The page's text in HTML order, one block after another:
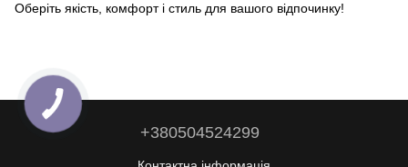
Оберіть якість, комфорт і стиль для вашого відпочинку!
+380504524299